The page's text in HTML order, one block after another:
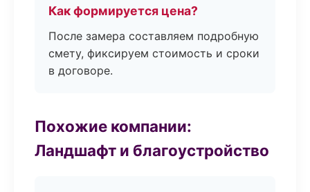
Как формируется цена?
После замера составляем подробную
смету, фиксируем стоимость и сроки
в договоре.
Похожие компании:
Ландшафт и благоустройство